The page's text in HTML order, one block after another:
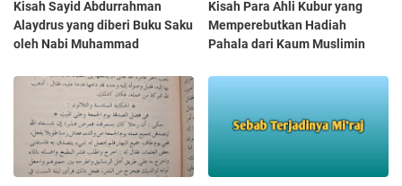
Kisah Sayid Abdurrahman
Alaydrus yang diberi Buku Saku
oleh Nabi Muhammad
Kisah Para Ahli Kubur yang
Memperebutkan Hadiah
Pahala dari Kaum Muslimin